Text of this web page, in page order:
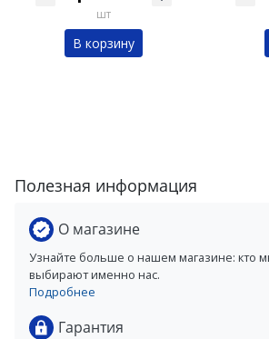
шт
В корзину
Полезная информация
О магазине
Узнайте больше о нашем магазине: кто
выбирают именно нас.
Подробнее
Гарантия